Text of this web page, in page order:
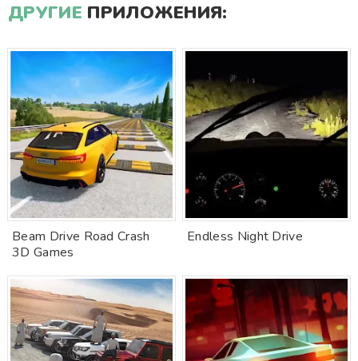
ДРУГИЕ ПРИЛОЖЕНИЯ:
Beam Drive Road Crash
3D Games
Endless Night Drive